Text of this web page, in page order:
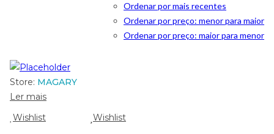
Ordenar por mais recentes
Ordenar por preço: menor para maior
Ordenar por preço: maior para menor
Store: MAGARY
Ler mais
Wishlist
Wishlist